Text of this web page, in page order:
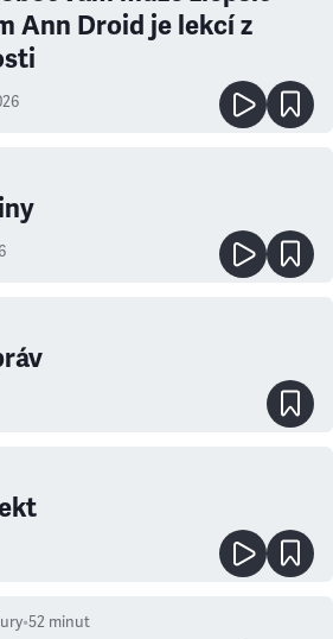
Ann Droid je lekcí z
•52 minut